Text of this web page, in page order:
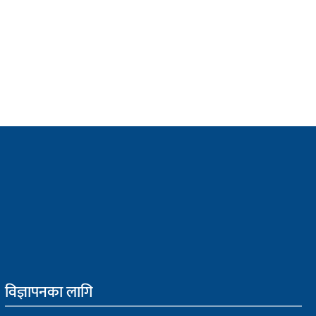
विज्ञापनका लागि